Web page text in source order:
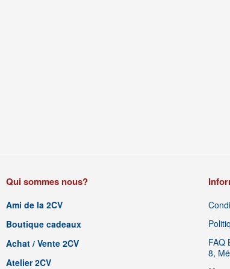
Qui sommes nous?
Ami de la 2CV
Boutique cadeaux
Achat / Vente 2CV
Atelier 2CV
FAQ
8,